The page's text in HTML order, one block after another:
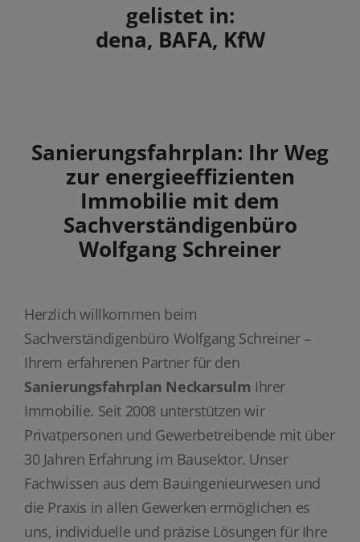
gelistet in:
dena, BAFA, KfW
Sanierungsfahrplan: Ihr Weg
zur energieeffizienten
Immobilie mit dem
Sachverständigenbüro
Wolfgang Schreiner
Herzlich willkommen beim
Sachverständigenbüro Wolfgang Schreiner –
Ihrem erfahrenen Partner für den
Sanierungsfahrplan Neckarsulm Ihrer
Immobilie. Seit 2008 unterstützen wir
Privatpersonen und Gewerbetreibende mit über
30 Jahren Erfahrung im Bausektor. Unser
Fachwissen aus dem Bauingenieurwesen und
die Praxis in allen Gewerken ermöglichen es
uns, individuelle und präzise Lösungen für Ihre